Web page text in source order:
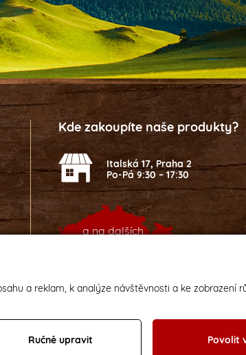
a reklam, k analýze návštěvnosti a ke zobrazení
Ručně upravit Povolit
Kde zakoupíte naše produkty?
Italská 17, Praha 2
Po-Pá 9:30 – 17:30
a na dalších